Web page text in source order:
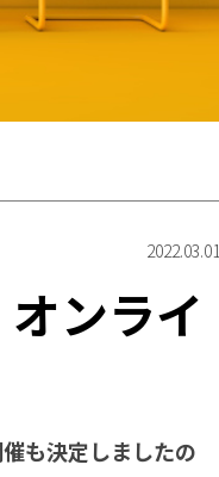
2022.03.01
ンライ
も決定しましたの